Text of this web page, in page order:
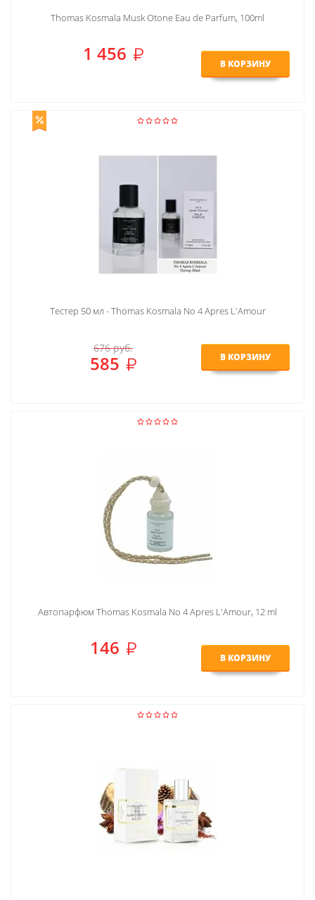
Thomas Kosmala Musk Otone Eau de Parfum, 100ml
1 456 В КОРЗИНУ
Тестер 50 мл - Thomas Kosmala No 4 Apres L'Amour
676руб.
585 В КОРЗИНУ
Автопарфюм Thomas Kosmala No 4 Apres L'Amour, 12 ml
146 В КОРЗИНУ